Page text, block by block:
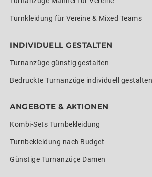
Turnkleidung für Vereine & Mixed Teams
INDIVIDUELL GESTALTEN
Turnanzüge günstig gestalten
Bedruckte Turnanzüge individuell gestalten
ANGEBOTE & AKTIONEN
Kombi-Sets Turnbekleidung
Turnbekleidung nach Budget
Günstige Turnanzüge Damen